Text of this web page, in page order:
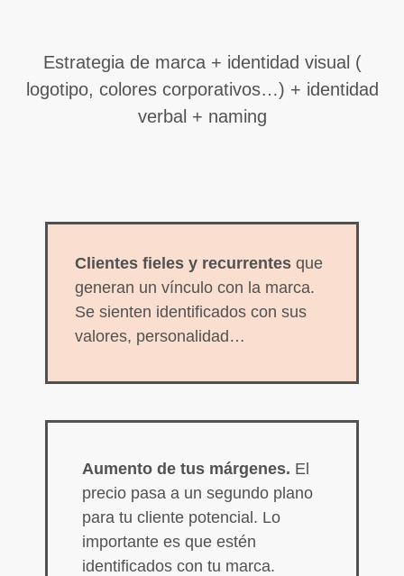
Estrategia de marca + identidad visual (
logotipo, colores corporativos…) + identidad
verbal + naming
Clientes fieles y recurrentes que
generan un vínculo con la marca.
Se sienten identificados con sus
valores, personalidad…
Aumento de tus márgenes. El
precio pasa a un segundo plano
para tu cliente potencial. Lo
importante es que estén
identificados con tu marca.
rechaza estas
cookies,
Marketing
intereses y
comportamiento
mientras visitas
nuestro sitio,
aumentas la
ver contenido y
personalizados.